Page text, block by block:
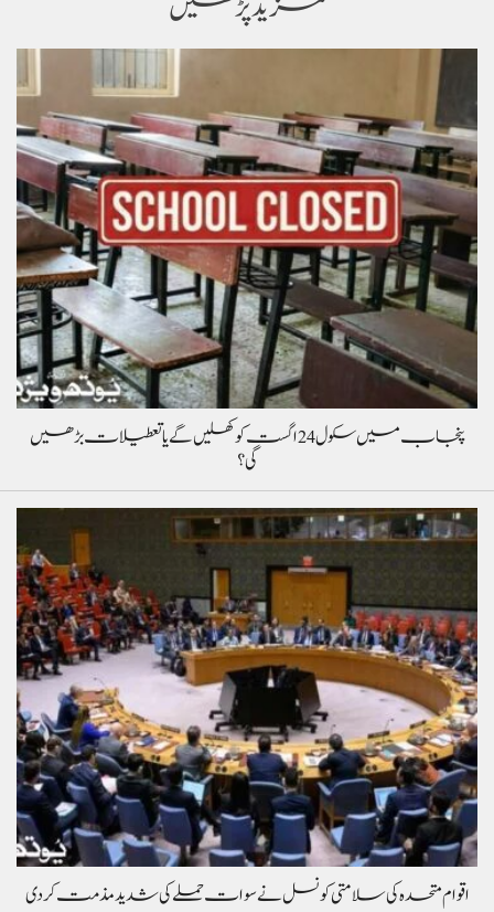
پنجاب میں سکول 24 اگست کو کھلیں گے یا تعطیلات بڑھیں
گی؟
اقوام متحدہ کی سلامتی کونسل نے سوات حملے کی شدید مذمت کردی